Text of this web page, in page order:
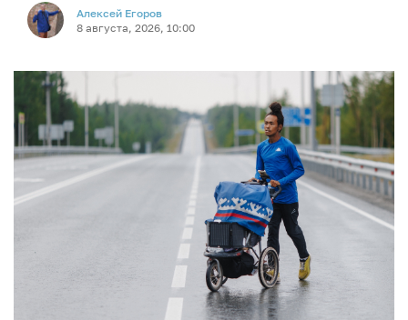
Алексей Егоров
8 августа, 2026, 10:00